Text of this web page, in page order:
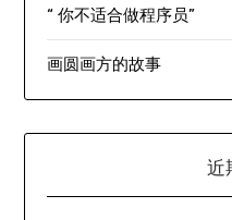
“ 你不适合做程序员”
画圆画方的故事
近